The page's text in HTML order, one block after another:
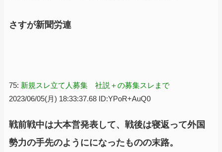
さすが新聞労連
75: 新規スレ立て人募集 社説＋の募集スレまで
2023/06/05(月) 18:33:37.68 ID:YPoR+AuQ0
戦前戦中は大本営発表して、戦後は寝返って外国
勢力の手先のようにになったものの末路。